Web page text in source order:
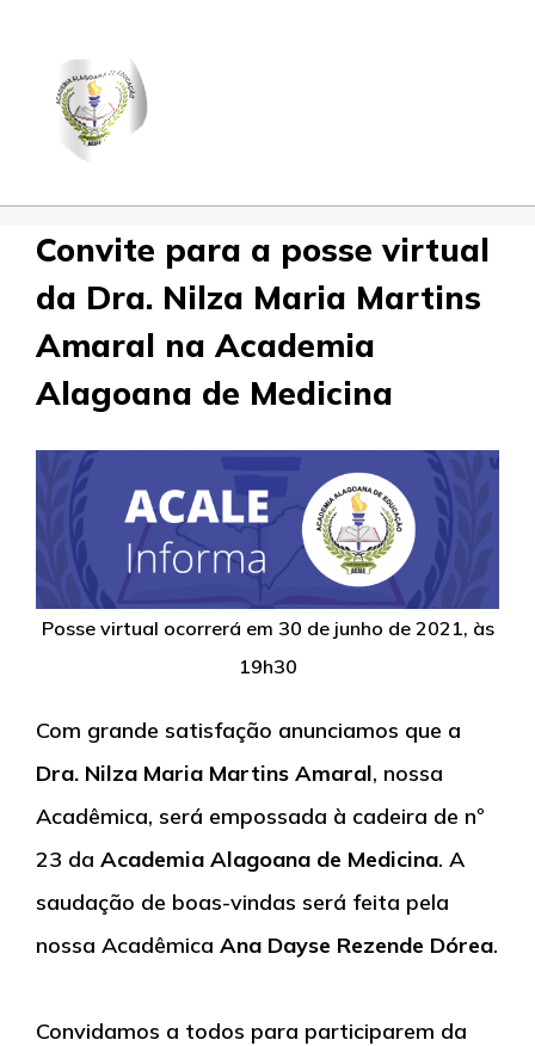
content
Convite para a posse virtual
da Dra. Nilza Maria Martins
Amaral na Academia
Alagoana de Medicina
Posse virtual ocorrerá em 30 de junho de 2021, às
19h30
Com grande satisfação anunciamos que a
Dra. Nilza Maria Martins Amaral, nossa
Acadêmica, será empossada à cadeira de nº
23 da Academia Alagoana de Medicina. A
saudação de boas-vindas será feita pela
nossa Acadêmica Ana Dayse Rezende Dórea.
Convidamos a todos para participarem da